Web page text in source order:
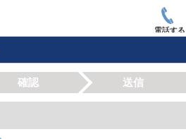
電話する
確認 送信